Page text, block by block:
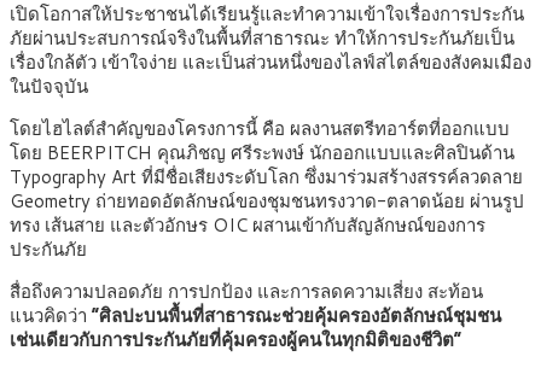
เปิดโอกาสให้ประชาชนได้เรียนรู้และทำความเข้าใจเรื่องการประกัน
ภัยผ่านประสบการณ์จริงในพื้นที่สาธารณะ ทำให้การประกันภัยเป็น
เรื่องใกล้ตัว เข้าใจง่าย และเป็นส่วนหนึ่งของไลฟ์สไตล์ของสังคมเมือง
ในปัจจุบัน
โดยไฮไลต์สำคัญของโครงการนี้ คือ ผลงานสตรีทอาร์ตที่ออกแบบ
โดย BEERPITCH คุณภิชญ ศรีระพงษ์ นักออกแบบและศิลปินด้าน
Typography Art ที่มีชื่อเสียงระดับโลก ซึ่งมาร่วมสร้างสรรค์ลวดลาย
Geometry ถ่ายทอดอัตลักษณ์ของชุมชนทรงวาด-ตลาดน้อย ผ่านรูป
ทรง เส้นสาย และตัวอักษร OIC ผสานเข้ากับสัญลักษณ์ของการ
ประกันภัย
สื่อถึงความปลอดภัย การปกป้อง และการลดความเสี่ยง สะท้อน
แนวคิดว่า “ศิลปะบนพื้นที่สาธารณะช่วยคุ้มครองอัตลักษณ์ชุมชน
เช่นเดียวกับการประกันภัยที่คุ้มครองผู้คนในทุกมิติของชีวิต”